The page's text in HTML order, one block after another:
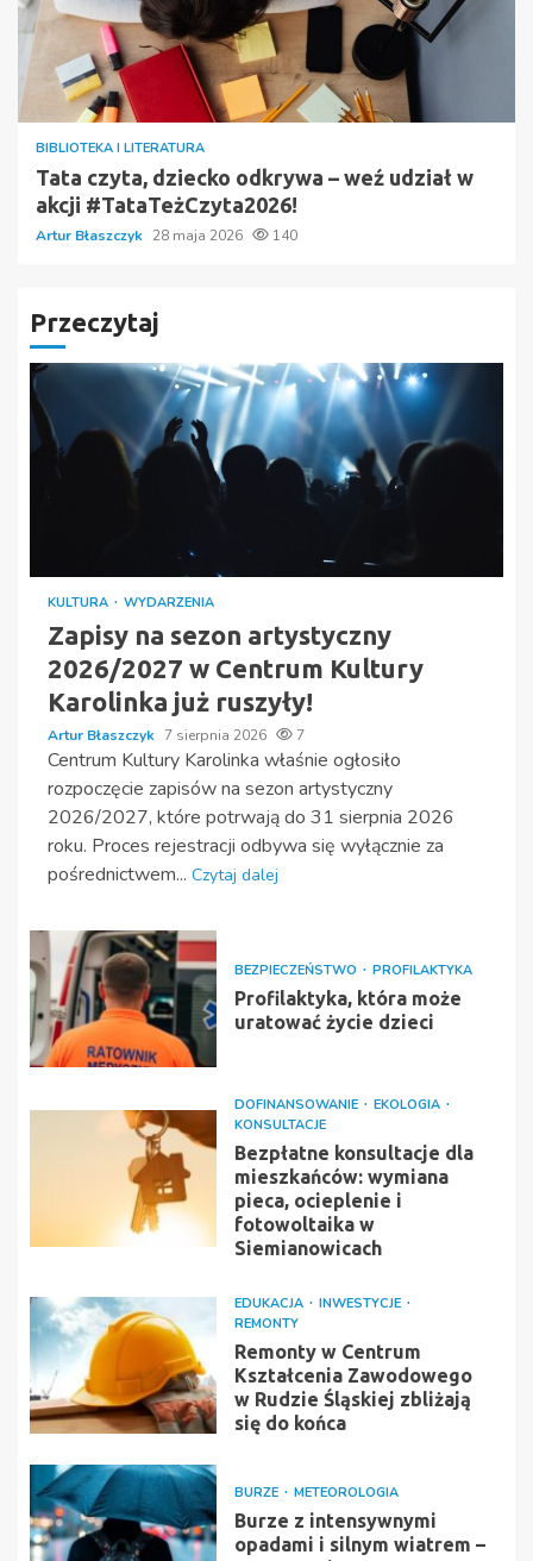
BIBLIOTEKA I LITERATURA
Tata czyta, dziecko odkrywa – weź udział w
akcji #TataTeżCzyta2026!
Artur Błaszczyk 28 maja 2026 140
Przeczytaj
KULTURA WYDARZENIA
Zapisy na sezon artystyczny
2026/2027 w Centrum Kultury
Karolinka już ruszyły!
Artur Błaszczyk 7 sierpnia 2026 7
Centrum Kultury Karolinka właśnie ogłosiło
rozpoczęcie zapisów na sezon artystyczny
2026/2027, które potrwają do 31 sierpnia 2026
roku. Proces rejestracji odbywa się wyłącznie za
pośrednictwem... Czytaj dalej
BEZPIECZEŃSTWO PROFILAKTYKA
Profilaktyka, która może
uratować życie dzieci
DOFINANSOWANIE
EKOLOGIA
KONSULTACJE
Bezpłatne konsultacje dla
mieszkańców: wymiana
pieca, ocieplenie i
fotowoltaika w
Siemianowicach
EDUKACJA
INWESTYCJE
REMONTY
Remonty w Centrum
Kształcenia Zawodowego
w Rudzie Śląskiej zbliżają
się do końca
BURZE METEOROLOGIA
Burze z intensywnymi
opadami i silnym wiatrem –